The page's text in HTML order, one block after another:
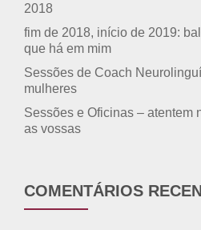
2018
fim de 2018, início de 2019:
que há em mim
Sessões de Coach
mulheres
Sessões e Oficinas – atentem
as vossas
COMENTÁRIOS